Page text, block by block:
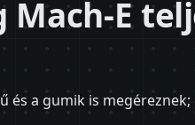
Mach-E
és a gumik is